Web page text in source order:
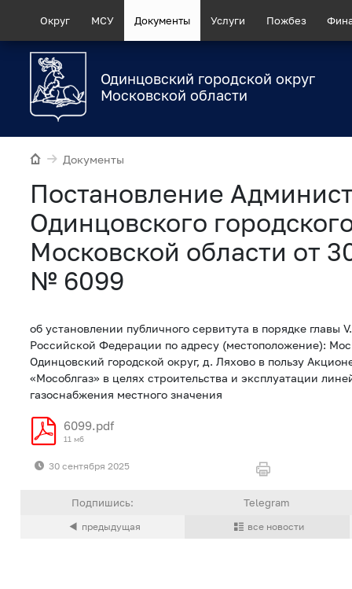
Округ МСУ Документы Услуги Пожбез
Одинцовский городской округ
Московской области
Документы
Постановление
Одинцовского
Московской области от
№ 6099
об установлении публичного сервитута в порядке главы
Российской Федерации по адресу (местоположение):
Одинцовский городской округ, д. Ляхово в пользу
«Мособлгаз» в целях строительства и эксплуатации
газоснабжения местного значения
6099.pdf
11 мб
30 сентября 2025